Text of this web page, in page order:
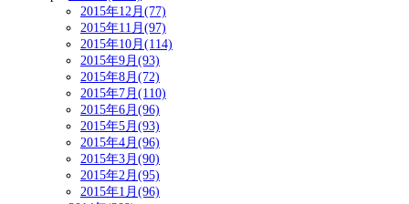
2015年12月(77)
2015年11月(97)
2015年10月(114)
2015年9月(93)
2015年8月(72)
2015年7月(110)
2015年6月(96)
2015年5月(93)
2015年4月(96)
2015年3月(90)
2015年2月(95)
2015年1月(96)